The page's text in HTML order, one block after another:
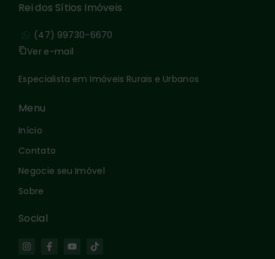
Rei dos Sítios Imóveis
(47) 99730-6670
Ver e-mail
Especialista em Imóveis Rurais e Urbanos
Menu
Início
Contato
Negocie seu Imóvel
Sobre
Social